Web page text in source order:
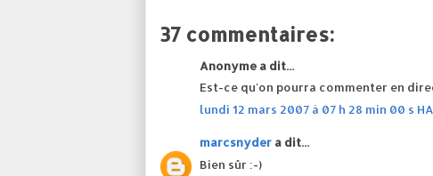
37 commentaires:
Anonyme a dit...
Est-ce qu'on pourra commenter en
lundi 12 mars 2007 à 07 h 28 min 00 s
marcsnyder a dit...
Bien sûr :-)